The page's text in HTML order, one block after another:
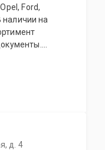
Ford,
наличии на
часть,
д. 4